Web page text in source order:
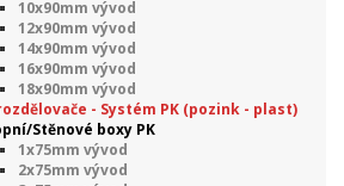
10x90mm vývod
12x90mm vývod
14x90mm vývod
16x90mm vývod
18x90mm vývod
- Systém PK (pozink - plast)
Stěnové boxy PK
1x75mm vývod
2x75mm vývod